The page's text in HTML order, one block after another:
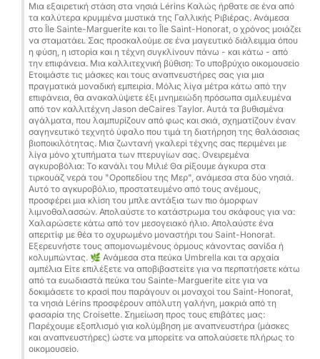
των Νήσων Λερέν και να κάνετε βουτιές στην
καρδιά του φημισμένου υποβρύχιου μουσείου για
μια διαχρονική εμπειρία. Η κρουαζιέρα συνεχίζεται
προς το περίφημο Cap d'Antibes και τον θρυλικό
Κόλπο των Δισεκατομμυριούχων, όπου η ομορφιά
των τοπίων συνδυάζεται μόνο με τη διαύγεια των
νερών. Για να διασφαλιστεί η άνεσή σας,
προσφέρονται δροσιστικά ποτά στο πλοίο και
διατίθεται ποιοτικός εξοπλισμός κολύμβησης με
αναπνευστήρα για τις στάσεις σας για κολύμπι.
Η εξυπηρέτηση στο πλοίο παρέχεται από έναν
επαγγελματία καπετάνιο που μιλάει γαλλικά και
αγγλικά, εξασφαλίζοντας ομαλή επικοινωνία και
εξατομικευμένη βοήθεια. Λάβετε υπόψη ότι οι
υπηρεσίες του καπετάνιου και η σταθερή
κατανάλωση καυσίμων δεν περιλαμβάνονται στην
αρχική τιμή και πρέπει να καταβληθούν απευθείας
στο λιμάνι. Αυτή η συμφωνία εγγυάται μια
κορυφαία, άψογα οργανωμένη εμπειρία για μια
αξέχαστη μέρα στη Μεσόγειο.
Μια εξαιρετική στάση στα νησιά Lérins Καλώς ήρθατε σε ένα από
τα καλύτερα κρυμμένα μυστικά της Γαλλικής Ριβιέρας. Ανάμεσα
στο Île Sainte-Marguerite και το Île Saint-Honorat, ο χρόνος μοιάζει
να σταματάει. Σας προσκαλούμε σε ένα μαγευτικό διάλειμμα όπου
η φύση, η ιστορία και η τέχνη συγκλίνουν πάνω - και κάτω - από
την επιφάνεια. Μια καλλιτεχνική βύθιση: Το υποβρύχιο οικομουσείο
Ετοιμάστε τις μάσκες και τους αναπνευστήρες σας για μια
πραγματικά μοναδική εμπειρία. Μόλις λίγα μέτρα κάτω από την
επιφάνεια, θα ανακαλύψετε έξι μνημειώδη πρόσωπα σμιλευμένα
από τον καλλιτέχνη Jason deCaires Taylor. Αυτά τα βυθισμένα
αγάλματα, που λαμπυρίζουν από φως και σκιά, σχηματίζουν έναν
σαγηνευτικό τεχνητό ύφαλο που τιμά τη διατήρηση της θαλάσσιας
βιοποικιλότητας. Μια ζωντανή γκαλερί τέχνης σας περιμένει με
λίγα μόνο χτυπήματα των πτερυγίων σας. Ονειρεμένα
αγκυροβόλια: Το κανάλι του Μιλιέ Θα ρίξουμε άγκυρα στα
τιρκουάζ νερά του "Οροπεδίου της Μερ", ανάμεσα στα δύο νησιά.
Αυτό το αγκυροβόλιο, προστατευμένο από τους ανέμους,
προσφέρει μια κλίση του μπλε αντάξια των πιο όμορφων
λιμνοθαλασσών. Απολαύστε το κατάστρωμα του σκάφους για να:
Χαλαρώσετε κάτω από τον μεσογειακό ήλιο. Απολαύστε ένα
απεριτίφ με θέα το οχυρωμένο μοναστήρι του Saint-Honorat.
Εξερευνήστε τους απομονωμένους όρμους κάνοντας σανίδα ή
κολυμπώντας. 🌿 Ανάμεσα στα πεύκα Umbrella και τα αρχαία
αμπέλια Είτε επιλέξετε να αποβιβαστείτε για να περπατήσετε κάτω
από τα ευωδιαστά πεύκα του Sainte-Marguerite είτε για να
δοκιμάσετε το κρασί που παράγουν οι μοναχοί του Saint-Honorat,
τα νησιά Lérins προσφέρουν απόλυτη γαλήνη, μακριά από τη
φασαρία της Croisette. Σημείωση προς τους επιβάτες μας:
Παρέχουμε εξοπλισμό για κολύμβηση με αναπνευστήρα (μάσκες
και αναπνευστήρες) ώστε να μπορείτε να απολαύσετε πλήρως το
οικομουσείο.